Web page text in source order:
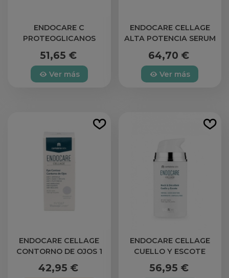
ENDOCARE C
PROTEOGLICANOS
ANTIOXIDANTES
HIDRATANTES
ILUMINADORAS
51,65 €
Ver más
ENDOCARE CELLAGE
ALTA POTENCIA SERUM
ENVASE 30 ML
64,70 €
Ver más
ENDOCARE CELLAGE
CONTORNO DE OJOS 1
42,95 €
ENDOCARE CELLAGE
CUELLO Y ESCOTE
EL TONO 1 ENVASE 80
56,95 €